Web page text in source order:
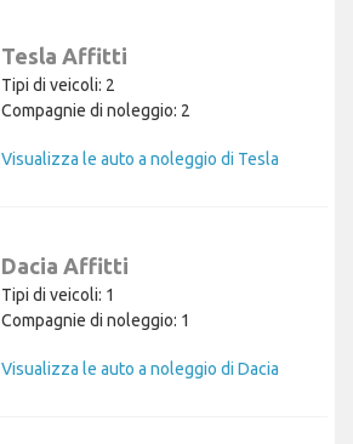
Tesla Affitti
Tipi di veicoli: 2
Compagnie di noleggio: 2
Visualizza le auto a noleggio di Tesla
Dacia Affitti
Tipi di veicoli: 1
Compagnie di noleggio: 1
Visualizza le auto a noleggio di Dacia